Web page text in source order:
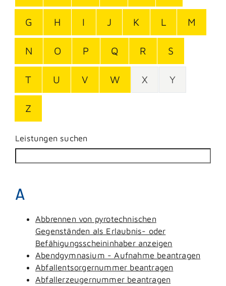
G H I J K L M
N O P Q R S
T U V W X Y
Z
Leistungen suchen
A
Abbrennen von pyrotechnischen
Gegenständen als Erlaubnis- oder
Befähigungsscheininhaber anzeigen
Abendgymnasium - Aufnahme beantragen
Abfallentsorgernummer beantragen
Abfallerzeugernummer beantragen